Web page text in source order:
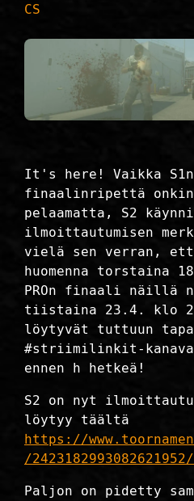
CS
It's here! Vaikka
finaalinripettä
pelaamatta, S2
ilmoittautumisen
vielä sen verran,
huomenna torstaina
PROn finaali näillä
tiistaina 23.4. klo
löytyvät tuttuun
#striimilinkit-
ennen h hetkeä!
S2 on nyt
löytyy täältä
https://
/
Paljon on pidetty